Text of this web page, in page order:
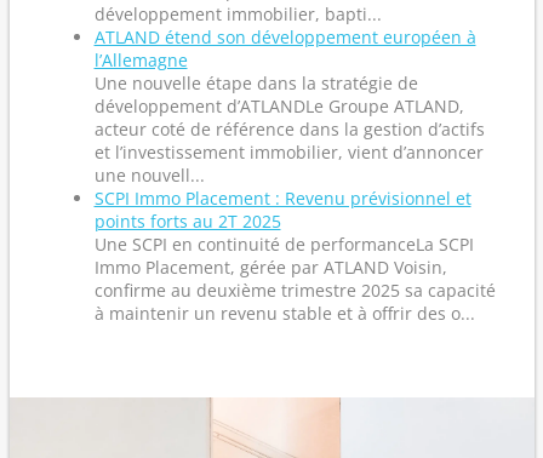
développement immobilier, bapti...
ATLAND étend son développement européen à
l’Allemagne
Une nouvelle étape dans la stratégie de
développement d’ATLANDLe Groupe ATLAND,
acteur coté de référence dans la gestion d’actifs
et l’investissement immobilier, vient d’annoncer
une nouvell...
SCPI Immo Placement : Revenu prévisionnel et
points forts au 2T 2025
Une SCPI en continuité de performanceLa SCPI
Immo Placement, gérée par ATLAND Voisin,
confirme au deuxième trimestre 2025 sa capacité
à maintenir un revenu stable et à offrir des o...